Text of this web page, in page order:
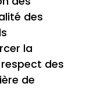
des
la
des
de